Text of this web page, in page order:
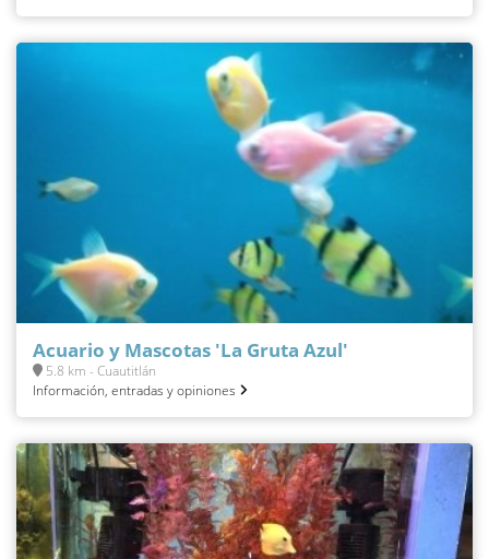
Acuario y Mascotas 'La Gruta Azul'
5.8 km - Cuautitlán
Información, entradas y opiniones